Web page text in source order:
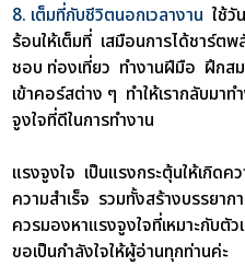
8. เต็มที่กับชีวิตนอกเวลางาน ใช้
ร้อนให้เต็มที่ เสมือนการได้ชาร์ต
ชอบ ท่องเที่ยว ทำงานฝีมือ ฝึก
เข้าคอร์สต่าง ๆ ทำให้เรากลับมา
จูงใจที่ดีในการทำงาน
แรงจูงใจ เป็นแรงกระตุ้นให้เกิดค
ความสำเร็จ รวมทั้งสร้างบรรยาก
ควรมองหาแรงจูงใจที่เหมาะกับตั
ขอเป็นกำลังใจให้ผู้อ่านทุกท่านค่ะ